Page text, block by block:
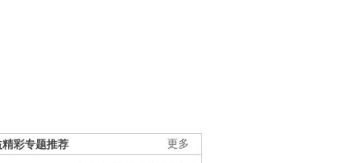
更多
精彩专题推荐